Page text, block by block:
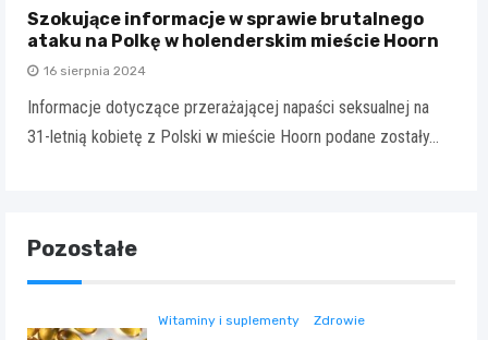
Szokujące informacje w sprawie brutalnego
ataku na Polkę w holenderskim mieście Hoorn
16 sierpnia 2024
Informacje dotyczące przerażającej napaści seksualnej na
31-letnią kobietę z Polski w mieście Hoorn podane zostały…
Pozostałe
Witaminy i suplementy Zdrowie